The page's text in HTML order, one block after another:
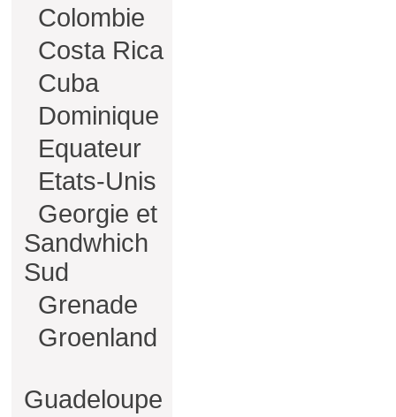
Colombie
Costa Rica
Cuba
Dominique
Equateur
Etats-Unis
Georgie et
Sandwhich
Sud
Grenade
Groenland
Guadeloupe